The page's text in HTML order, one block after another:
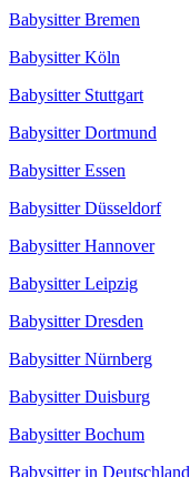
Babysitter Bremen
Babysitter Köln
Babysitter Stuttgart
Babysitter Dortmund
Babysitter Essen
Babysitter Düsseldorf
Babysitter Hannover
Babysitter Leipzig
Babysitter Dresden
Babysitter Nürnberg
Babysitter Duisburg
Babysitter Bochum
Babysitter in Deutschland